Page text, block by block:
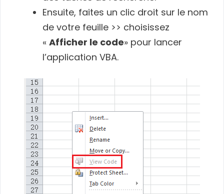
Ensuite, faites un clic droit sur le nom
de votre feuille >> choisissez
« Afficher le code» pour lancer
l’application VBA.